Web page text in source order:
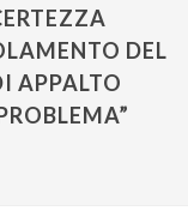
DEL
APPALTO